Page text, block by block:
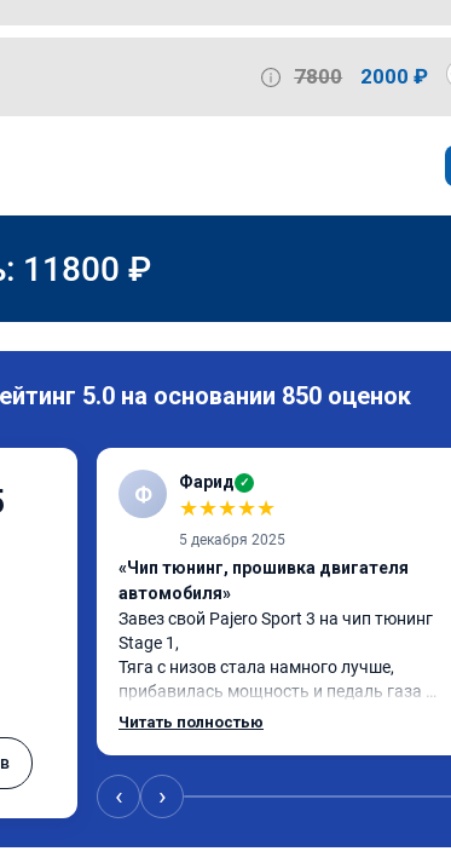
7800 2000 ₽
11800 ₽
5.0 на основании 850 оценок
Ф Фарид ✓
★★★★★
5 декабря 2025
«Чип тюнинг, прошивка двигателя
автомобиля»
Завез свой Pajero Sport 3 на чип тюнинг
Stage 1,
Тяга с низов стала намного лучше,
прибавилась мощность и педаль газа
стала отзывчивее.
качественно!
Читал что в Австралии при покупке этих
Читать полностью
‹ ›